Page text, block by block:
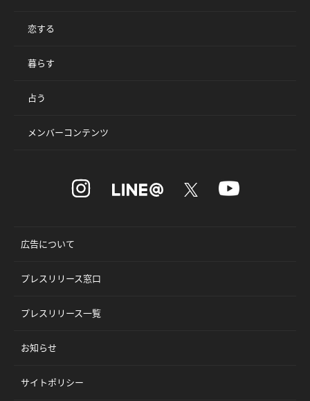
恋する
暮らす
占う
メンバーコンテンツ
広告について
プレスリリース窓口
プレスリリース一覧
お知らせ
サイトポリシー